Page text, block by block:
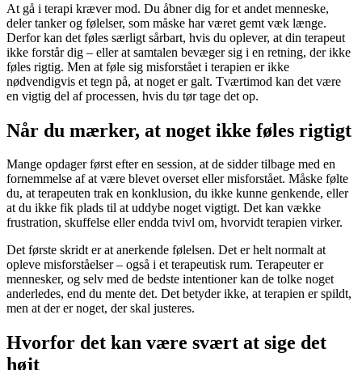
At gå i terapi kræver mod. Du åbner dig for et andet menneske,
deler tanker og følelser, som måske har været gemt væk længe.
Derfor kan det føles særligt sårbart, hvis du oplever, at din terapeut
ikke forstår dig – eller at samtalen bevæger sig i en retning, der ikke
føles rigtig. Men at føle sig misforstået i terapien er ikke
nødvendigvis et tegn på, at noget er galt. Tværtimod kan det være
en vigtig del af processen, hvis du tør tage det op.
Når du mærker, at noget ikke føles rigtigt
Mange opdager først efter en session, at de sidder tilbage med en
fornemmelse af at være blevet overset eller misforstået. Måske følte
du, at terapeuten trak en konklusion, du ikke kunne genkende, eller
at du ikke fik plads til at uddybe noget vigtigt. Det kan vække
frustration, skuffelse eller endda tvivl om, hvorvidt terapien virker.
Det første skridt er at anerkende følelsen. Det er helt normalt at
opleve misforståelser – også i et terapeutisk rum. Terapeuter er
mennesker, og selv med de bedste intentioner kan de tolke noget
anderledes, end du mente det. Det betyder ikke, at terapien er spildt,
men at der er noget, der skal justeres.
Hvorfor det kan være svært at sige det
højt